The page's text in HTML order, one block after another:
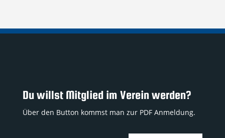
Du willst Mitglied im Verein werden?
Über den Button kommst man zur PDF Anmeldung.